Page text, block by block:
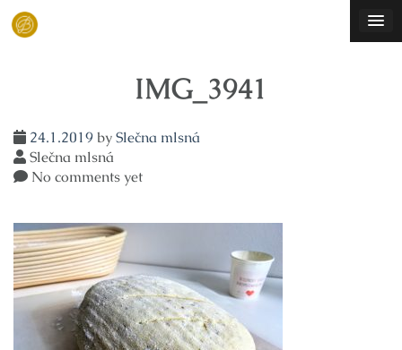
Skip
IMG_3941
24.1.2019bySlečna mlsná
Slečna mlsná
No comments yet